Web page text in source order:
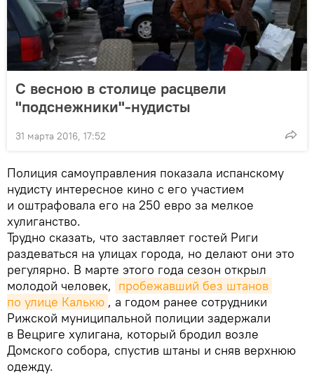
С весною в столице расцвели
"подснежники"-нудисты
31 марта 2016, 17:52
Полиция самоуправления показала испанскому
нудисту интересное кино с его участием
и оштрафовала его на 250 евро за мелкое
хулиганство.
Трудно сказать, что заставляет гостей Риги
раздеваться на улицах города, но делают они это
регулярно. В марте этого года сезон открыл
молодой человек, пробежавший без штанов
по улице Калькю , а годом ранее сотрудники
Рижской муниципальной полиции задержали
в Вецриге хулигана, который бродил возле
Домского собора, спустив штаны и сняв верхнюю
одежду.